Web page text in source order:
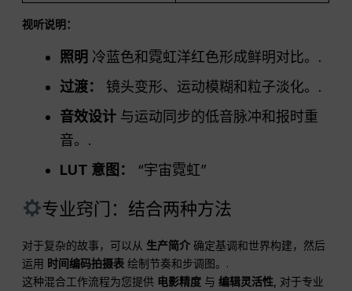
视听说明：
照明 冷蓝色和霓虹洋红色形成鲜明对比。.
过渡：
镜头变形、运动模糊和粒子淡化。.
音效设计 与运动同步的低音脉冲和报时重
音。.
LUT 意图：
“宇宙霓虹”
专业窍门：结合两种方法
对于复杂的故事，可以从 生产简介 确定基调和世界构建，然后
运用 时间编码拍摄表 绘制节奏和步调图。.
这种混合工作流程为您提供 电影精度 与 编辑灵活性 , 对于专业